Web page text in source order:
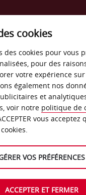
de
autre agence de
cookies
des cookies pour vous
pour des
votre expérience
également nos
et
voir notre politique de
vous acceptez
VOS PRÉFÉRENCES
ACCEPTER ET FERMER